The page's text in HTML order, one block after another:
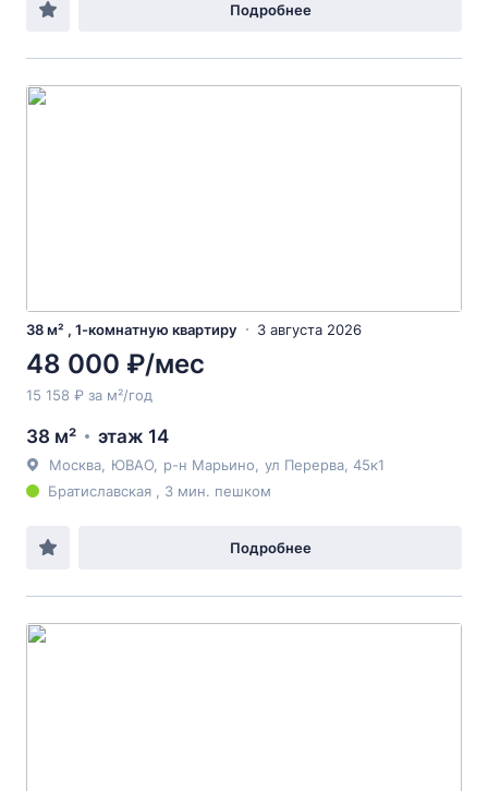
Подробнее
38 м² , 1-комнатную квартиру 3 августа 2026
48 000 ₽/мес
15 158 ₽ за м²/год
38 м² этаж 14
Москва ЮВАО р-н Марьино ул Перерва , 45к1
Братиславская , 3 мин. пешком
Подробнее